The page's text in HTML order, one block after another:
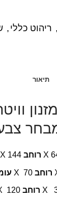
, ריהוט כללי ,
תיאור
רוחב144 X
רוחב70 X
רוחב120 X